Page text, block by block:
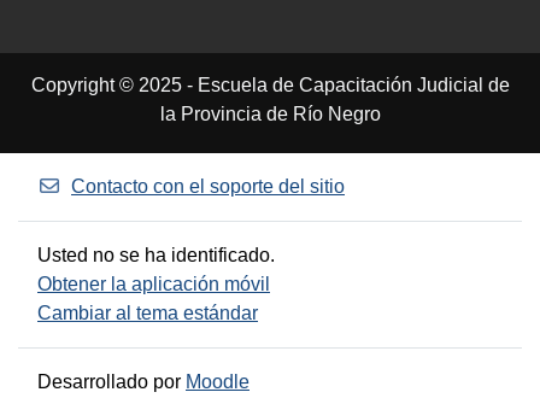
Copyright © 2025 - Escuela de Capacitación Judicial de
la Provincia de Río Negro
Contacto con el soporte del sitio
Usted no se ha identificado.
Obtener la aplicación móvil
Cambiar al tema estándar
Desarrollado por Moodle